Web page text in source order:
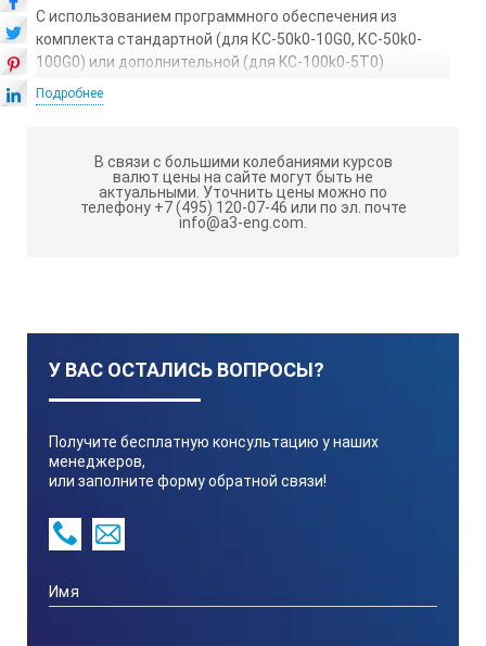
С использованием программного обеспечения из
комплекта стандартной (для КС-50k0-10G0, КС-50k0-
100G0) или дополнительной (для KC-100k0-5T0)
комплектации, возможно управление калибраторами с
ПК с функционалом программирования поверочных
Гарантия: 36 месяцев
Температурный диапазон: +10°C...+30°C
Габариты ШxВxГ
Подробнее
В связи с большими колебаниями курсов
валют цены на сайте могут быть не
актуальными. Уточнить цены можно по
телефону +7 (495) 120-07-46 или по эл. почте
info@a3-eng.com.
У ВАС ОСТАЛИСЬ ВОПРОСЫ?
Получите бесплатную консультацию у наших
менеджеров,
или заполните форму обратной связи!